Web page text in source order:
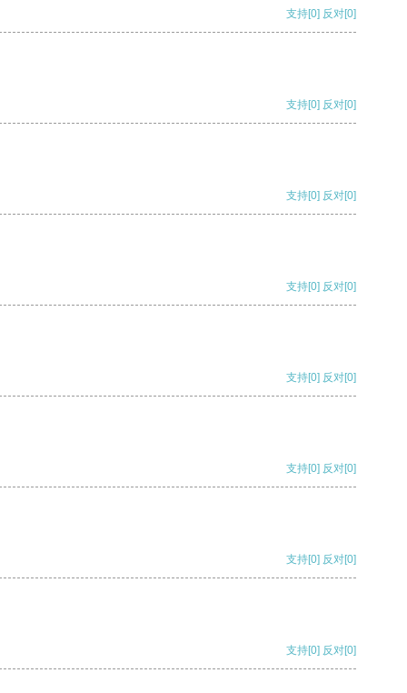
支持[0] 反对[0]
支持[0] 反对[0]
支持[0] 反对[0]
支持[0] 反对[0]
支持[0] 反对[0]
支持[0] 反对[0]
支持[0] 反对[0]
支持[0] 反对[0]